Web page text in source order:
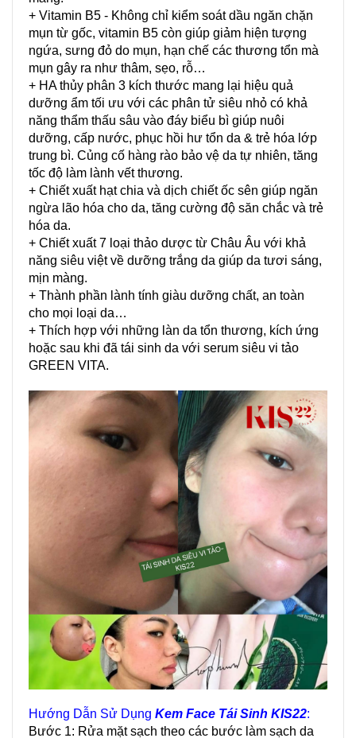
+ Vitamin B5 - Không chỉ kiểm soát dầu ngăn chặn
mụn từ gốc, vitamin B5 còn giúp giảm hiện tượng
ngứa, sưng đỏ do mụn, hạn chế các thương tổn mà
mụn gây ra như thâm, sẹo, rỗ…
+ HA thủy phân 3 kích thước mang lại hiệu quả
dưỡng ẩm tối ưu với các phân tử siêu nhỏ có khả
năng thẩm thấu sâu vào đáy biểu bì giúp nuôi
dưỡng, cấp nước, phục hồi hư tổn da & trẻ hóa lớp
trung bì. Củng cố hàng rào bảo vệ da tự nhiên, tăng
tốc độ làm lành vết thương.
+ Chiết xuất hạt chia và dịch chiết ốc sên giúp ngăn
ngừa lão hóa cho da, tăng cường độ săn chắc và trẻ
hóa da.
+ Chiết xuất 7 loại thảo dược từ Châu Âu với khả
năng siêu việt về dưỡng trắng da giúp da tươi sáng,
mịn màng.
+ Thành phần lành tính giàu dưỡng chất, an toàn
cho mọi loại da…
+ Thích hợp với những làn da tổn thương, kích ứng
hoặc sau khi đã tái sinh da với serum siêu vi tảo
GREEN VITA.
Hướng Dẫn Sử Dụng Kem Face Tái Sinh KIS22:
Bước 1: Rửa mặt sạch theo các bước làm sạch da